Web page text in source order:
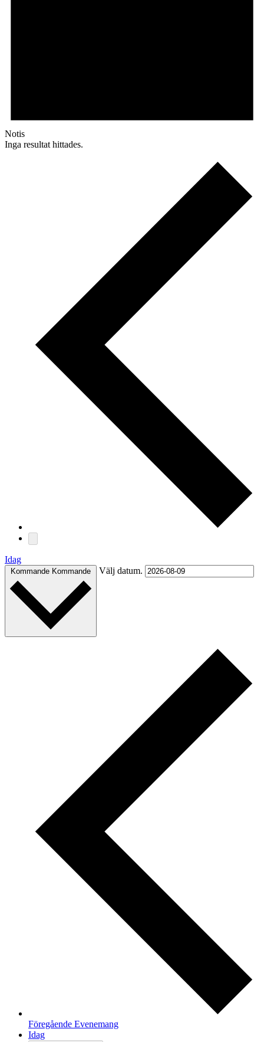
Notis
Inga resultat hittades.
Idag
Kommande Kommande Välj datum.
Föregående Evenemang
Idag